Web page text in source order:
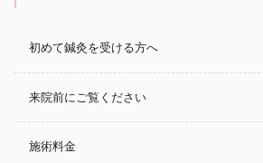
初めて鍼灸を受ける方へ
来院前にご覧ください
施術料金